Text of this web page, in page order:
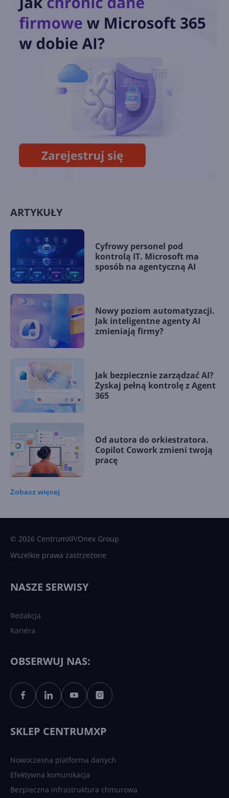
Snapdragon X Series
Microsoft dodaje nowe
wyszukiwanie plików w
OneDrive
Windows App ogólnodostępna
na wszystkich głównych
platformach
ARTYKUŁY
Cyfrowy personel pod
kontrolą IT. Microsoft ma
sposób na agentyczną AI
Nowy poziom automatyzacji.
Jak inteligentne agenty AI
zmieniają firmy?
Jak bezpiecznie zarządzać AI?
Zyskaj pełną kontrolę z Agent
365
Od autora do orkiestratora.
Copilot Cowork zmieni twoją
pracę
Sztuczna inteligencja po
polsku. Dość barier
Zobacz więcej
© 2026 CentrumXP/Onex Group
Wszelkie prawa zastrzeżone
NASZE SERWISY
Redakcja
Kariera
OBSERWUJ NAS:
SKLEP CENTRUMXP
Nowoczesna platforma danych
Efektywna komunikacja
Bezpieczna infrastruktura chmurowa